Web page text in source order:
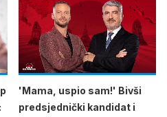
'Mama, uspio sam!' Bivši
predsjednički kandidat i